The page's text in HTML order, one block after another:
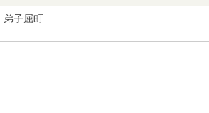
弟子屈町